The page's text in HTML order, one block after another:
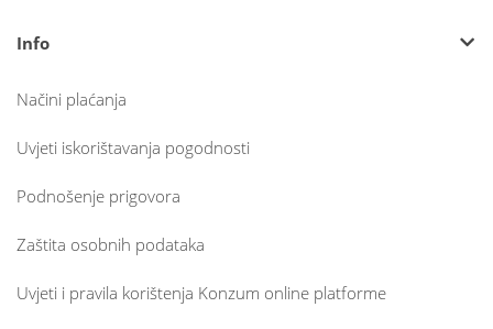
Info
Načini plaćanja
Uvjeti iskorištavanja pogodnosti
Podnošenje prigovora
Zaštita osobnih podataka
Uvjeti i pravila korištenja Konzum online platforme